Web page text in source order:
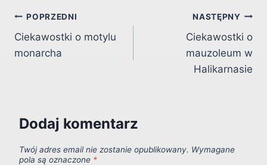
Nawigacja
wpisu
POPRZEDNI
Ciekawostki o motylu
monarcha
NASTĘPNY
Ciekawostki o
mauzoleum w
Halikarnasie
Dodaj komentarz
Twój adres email nie zostanie opublikowany. Wymagane
pola są oznaczone *